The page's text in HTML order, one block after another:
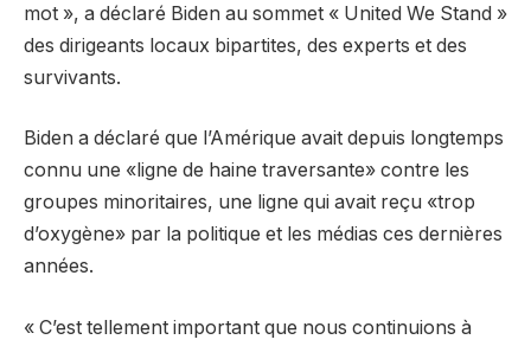
mot », a déclaré Biden au sommet « United We Stand »
des dirigeants locaux bipartites, des experts et des
survivants.
Biden a déclaré que l’Amérique avait depuis longtemps
connu une «ligne de haine traversante» contre les
groupes minoritaires, une ligne qui avait reçu «trop
d’oxygène» par la politique et les médias ces dernières
années.
« C’est tellement important que nous continuions à